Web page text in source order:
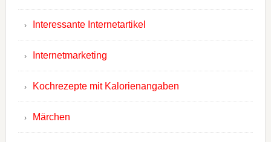
Interessante Internetartikel
Internetmarketing
Kochrezepte mit Kalorienangaben
Märchen